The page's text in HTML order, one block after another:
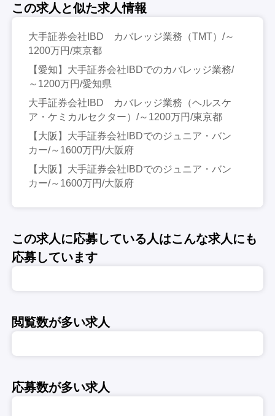
この求人と似た求人情報
大手証券会社IBD カバレッジ業務（TMT）/～
1200万円/東京都
【愛知】大手証券会社IBDでのカバレッジ業務/
～1200万円/愛知県
大手証券会社IBD カバレッジ業務（ヘルスケ
ア・ケミカルセクター）/～1200万円/東京都
【大阪】大手証券会社IBDでのジュニア・バン
カー/～1600万円/大阪府
【大阪】大手証券会社IBDでのジュニア・バン
カー/～1600万円/大阪府
この求人に応募している人はこんな求人にも
応募しています
閲覧数が多い求人
応募数が多い求人